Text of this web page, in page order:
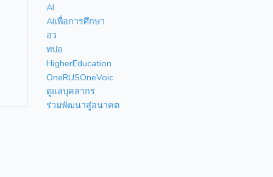
AI
AIเพื่อการศึกษา
อว
ทปอ
HigherEducation
OneRUSOneVoic
ดูแลบุคลากร
ร่วมพัฒนาสู่อนาคต